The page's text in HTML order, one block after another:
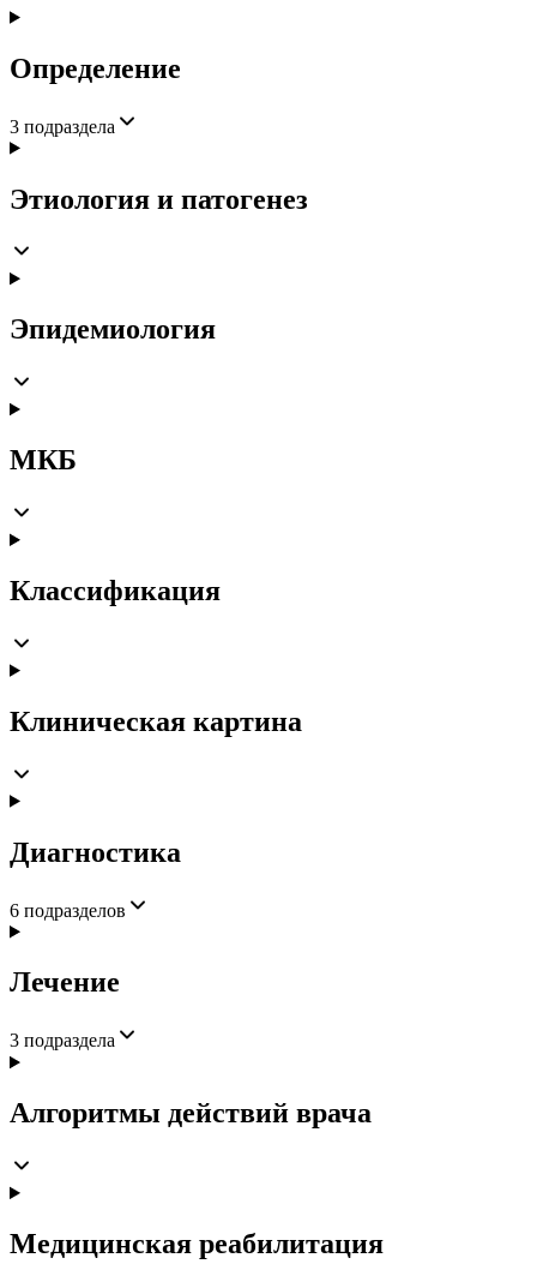
Определение
3 подраздела
Этиология и патогенез
Эпидемиология
МКБ
Классификация
Клиническая картина
Диагностика
6 подразделов
Лечение
3 подраздела
Алгоритмы действий врача
Медицинская реабилитация